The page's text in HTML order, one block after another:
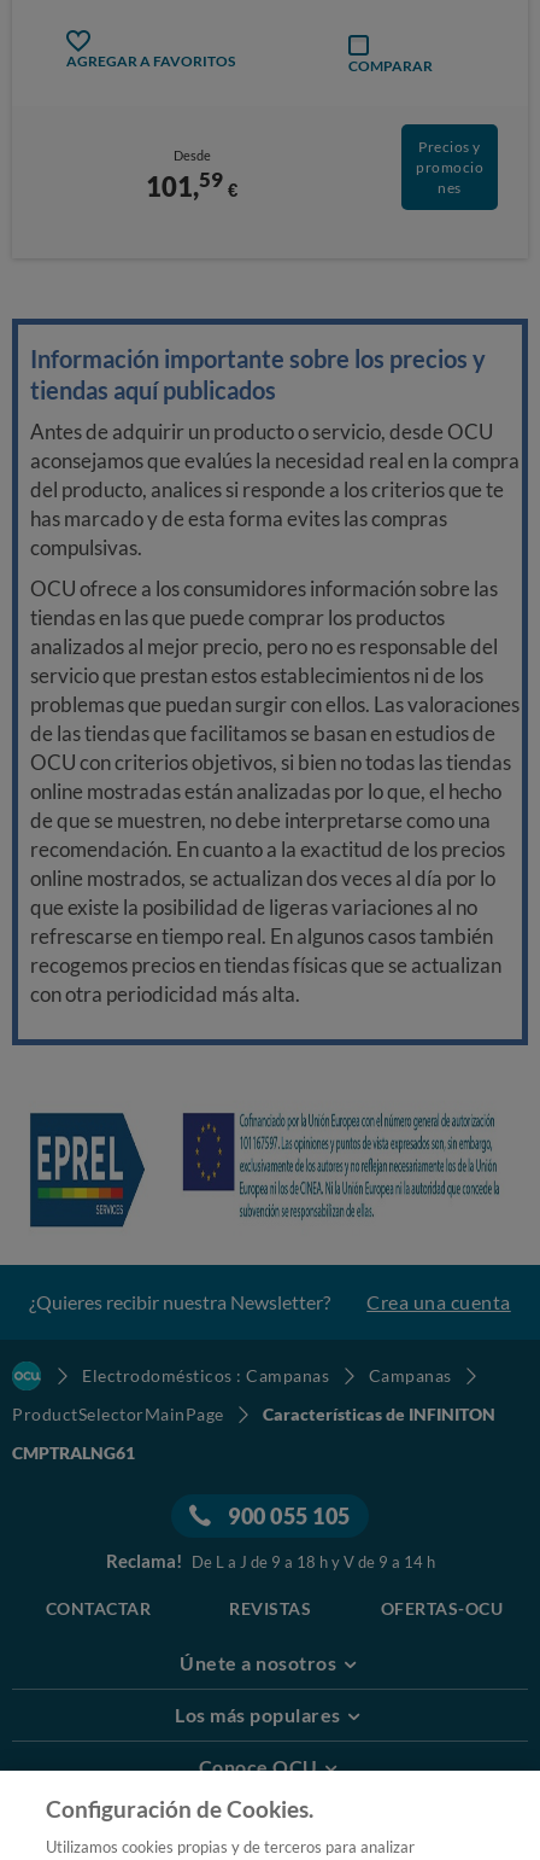
AGREGAR A FAVORITOS COMPARAR
Desde
101,59 €
Precios y
promocio
nes
Información importante sobre los precios y
tiendas aquí publicados
Antes de adquirir un producto o servicio, desde OCU
aconsejamos que evalúes la necesidad real en la compra
del producto, analices si responde a los criterios que te
has marcado y de esta forma evites las compras
compulsivas.
OCU ofrece a los consumidores información sobre las
tiendas en las que puede comprar los productos
analizados al mejor precio, pero no es responsable del
servicio que prestan estos establecimientos ni de los
problemas que puedan surgir con ellos. Las valoraciones
de las tiendas que facilitamos se basan en estudios de
OCU con criterios objetivos, si bien no todas las tiendas
online mostradas están analizadas por lo que, el hecho
de que se muestren, no debe interpretarse como una
recomendación. En cuanto a la exactitud de los precios
online mostrados, se actualizan dos veces al día por lo
que existe la posibilidad de ligeras variaciones al no
refrescarse en tiempo real. En algunos casos también
recogemos precios en tiendas físicas que se actualizan
con otra periodicidad más alta.
¿Quieres recibir nuestra Newsletter? Crea una cuenta
Electrodomésticos : Campanas
Campanas
ProductSelectorMainPage
Características de INFINITON
CMPTRALNG61
900 055 105
Reclama! De L a J de 9 a 18 h y V de 9 a 14 h
CONTACTAR REVISTAS OFERTAS-OCU
Únete a nosotros
Los más populares
Conoce OCU
Más Información
Configuración de Cookies.
Utilizamos cookies propias y de terceros para analizar